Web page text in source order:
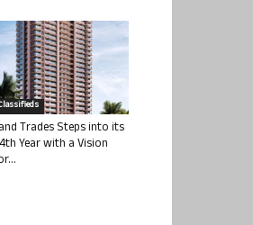
Trades Steps into its
Year with a Vision